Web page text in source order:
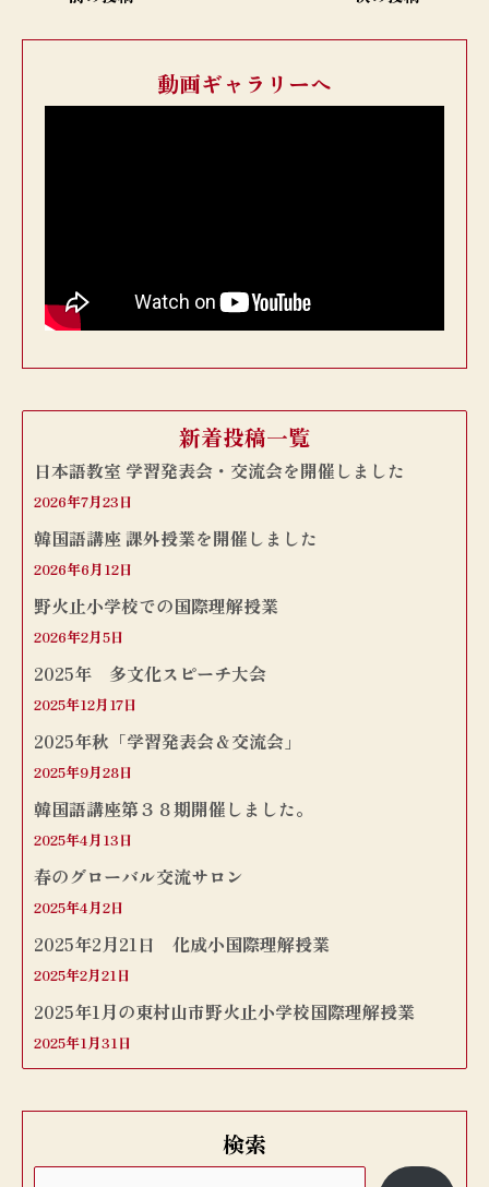
ナ
動画ギャラリーへ
新着投稿一覧
日本語教室 学習発表会・交流会を開催しました
2026年7月23日
韓国語講座 課外授業を開催しました
2026年6月12日
野火止小学校での国際理解授業
2026年2月5日
2025年 多文化スピーチ大会
2025年12月17日
2025年秋「学習発表会＆交流会」
2025年9月28日
韓国語講座第３８期開催しました。
2025年4月13日
春のグローバル交流サロン
2025年4月2日
2025年2月21日 化成小国際理解授業
2025年2月21日
2025年1月の東村山市野火止小学校国際理解授業
2025年1月31日
検索